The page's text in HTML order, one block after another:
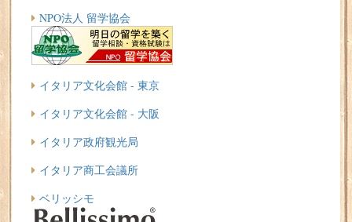
NPO法人 留学協会
イタリア文化会館 - 東京
イタリア文化会館 - 大阪
イタリア政府観光局
イタリア商工会議所
ベリッシモ